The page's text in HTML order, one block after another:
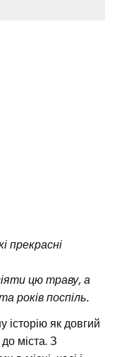
прекрасні
цю траву, а
років поспіль.
історію як довгий
міста. З